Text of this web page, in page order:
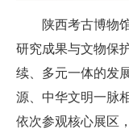
陕西考古博物
研究成果与文物保
续、多元一体的发
源、中华文明一脉
依次参观核心展区